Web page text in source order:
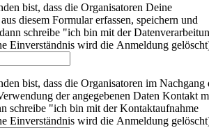
bist, dass die Organisatoren Deine
diesem Formular erfassen, speichern und
schreibe "ich bin mit der
Einverständnis wird die Anmeldung
bist, dass die Organisatoren im Nachgang
der angegebenen Daten Kontakt
schreibe "ich bin mit der Kontaktaufnahme
Einverständnis wird die Anmeldung